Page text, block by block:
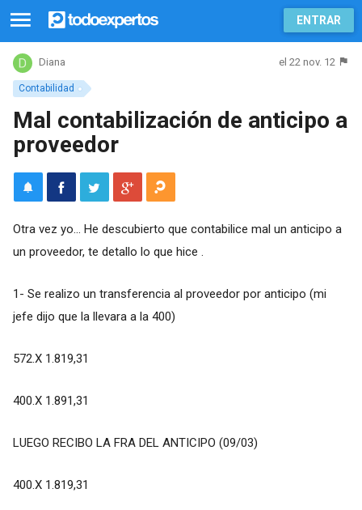
ENTRAR
Contabilidad
Diana el 22 nov. 12
Mal contabilización de anticipo a
proveedor
Otra vez yo... He descubierto que contabilice mal un anticipo a
un proveedor, te detallo lo que hice .
1- Se realizo un transferencia al proveedor por anticipo (mi
jefe dijo que la llevara a la 400)
572.X 1.819,31
400.X 1.891,31
LUEGO RECIBO LA FRA DEL ANTICIPO (09/03)
400.X 1.819,31